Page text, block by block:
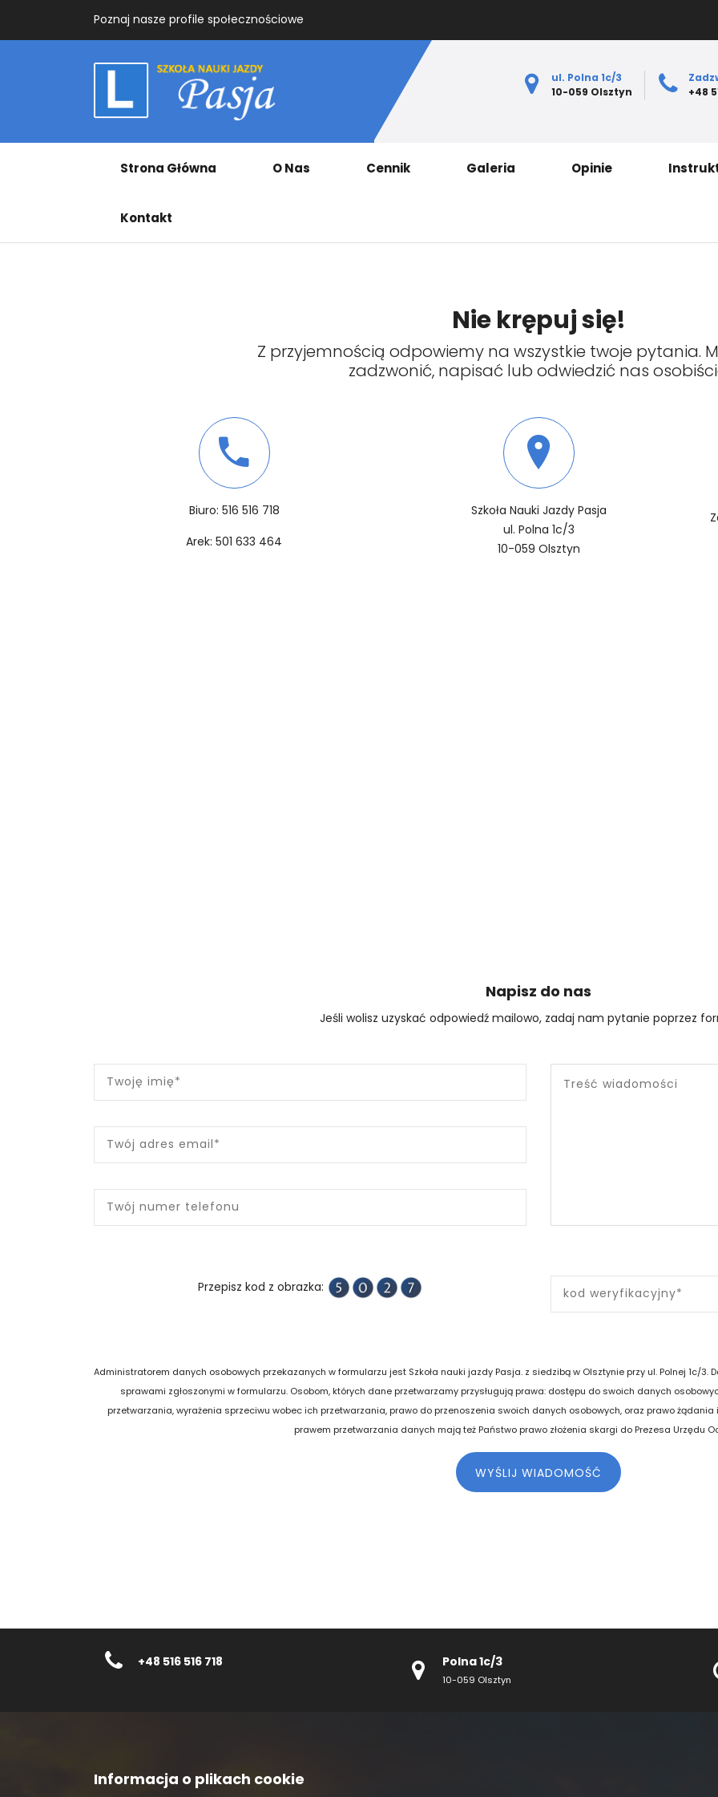
Poznaj nasze profile społecznościowe
ul. Polna 1c/3
10-059 Olsztyn
+48
Strona Główna O Nas Cennik Galeria Opinie
Kontakt
Nie krępuj się!
Z przyjemnością odpowiemy na wszystkie twoje pytania.
zadzwonić, napisać lub odwiedzić nas
Biuro: 516 516 718
Arek: 501 633 464
Szkoła Nauki Jazdy Pasja
ul. Polna 1c/3
10-059 Olsztyn
Napisz do nas
Jeśli wolisz uzyskać odpowiedź mailowo, zadaj nam pytanie poprzez
Przepisz kod z obrazka:
Administratorem danych osobowych przekazanych w formularzu jest Szkoła nauki jazdy Pasja. z siedzibą w Olsztynie przy ul. Polnej 1c/3.
sprawami zgłoszonymi w formularzu. Osobom, których dane przetwarzamy przysługują prawa: dostępu do swoich danych
przetwarzania, wyrażenia sprzeciwu wobec ich przetwarzania, prawo do przenoszenia swoich danych osobowych, oraz prawo
prawem przetwarzania danych mają też Państwo prawo złożenia skargi do Prezesa Urzędu
WYŚLIJ WIADOMOŚĆ
+48 516 516 718 Polna 1c/3
10-059 Olsztyn
Informacja o plikach cookie